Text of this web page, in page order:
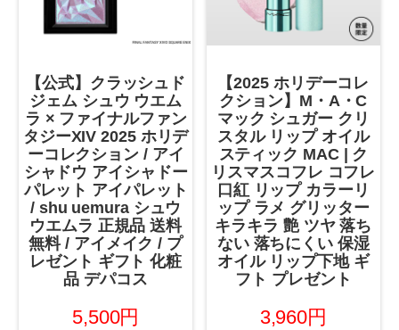
【公式】クラッシュド
ジェム シュウ ウエム
ラ × ファイナルファン
タジーXIV 2025 ホリデ
ーコレクション / アイ
シャドウ アイシャドー
パレット アイパレット
/ shu uemura シュウ
ウエムラ 正規品 送料
無料 / アイメイク / プ
レゼント ギフト 化粧
品 デパコス
5,500円
【2025 ホリデーコレ
クション】M・A・C
マック シュガー クリ
スタル リップ オイル
スティック MAC | ク
リスマスコフレ コフレ
口紅 リップ カラーリ
ップ ラメ グリッター
キラキラ 艶 ツヤ 落ち
ない 落ちにくい 保湿
オイル リップ下地 ギ
フト プレゼント
3,960円